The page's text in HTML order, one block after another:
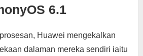
6.1
Huawei mengekalkan
dalaman mereka sendiri iaitu